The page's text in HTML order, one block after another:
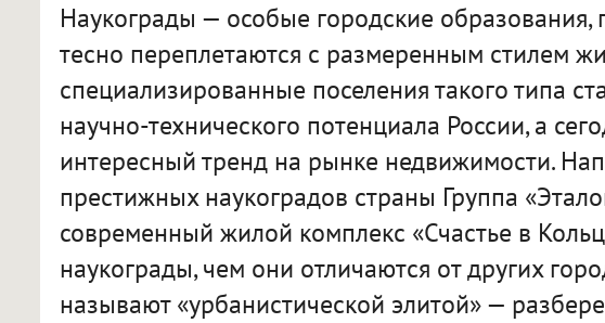
Наукограды — особые городские образования,
тесно переплетаются с размеренным стилем
специализированные поселения такого типа
научно-технического потенциала России, а
интересный тренд на рынке недвижимости.
престижных наукоградов страны Группа
современный жилой комплекс «Счастье в
наукограды, чем они отличаются от других
называют «урбанистической элитой» —